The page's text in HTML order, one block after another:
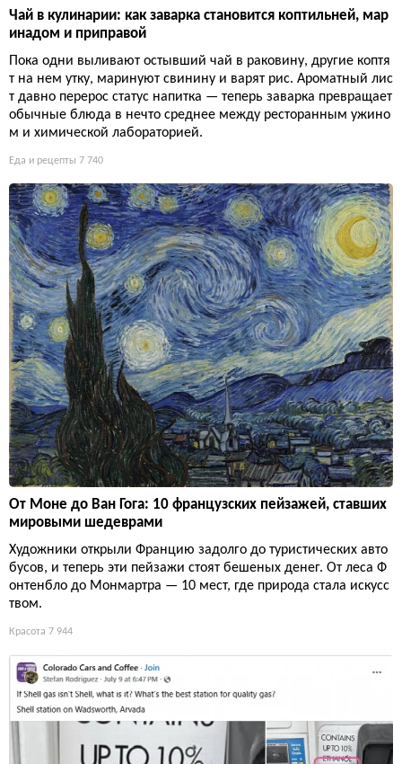
Чай в кулинарии: как заварка становится коптильней, мар
инадом и приправой
Пока одни выливают остывший чай в раковину, другие коптя
т на нем утку, маринуют свинину и варят рис. Ароматный лис
т давно перерос статус напитка — теперь заварка превращает
обычные блюда в нечто среднее между ресторанным ужино
м и химической лабораторией.
Еда и рецепты 7 740
От Моне до Ван Гога: 10 французских пейзажей, ставших
мировыми шедеврами
Художники открыли Францию задолго до туристических авто
бусов, и теперь эти пейзажи стоят бешеных денег. От леса Ф
онтенбло до Монмартра — 10 мест, где природа стала искусс
твом.
Красота 7 944